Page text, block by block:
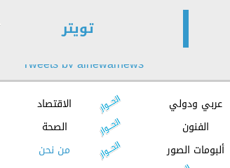
تويتر
Tweets by alhewarnews
عربي ودولي
الاقتصاد
الفنون
الصحة
ألبومات الصور
من نحن